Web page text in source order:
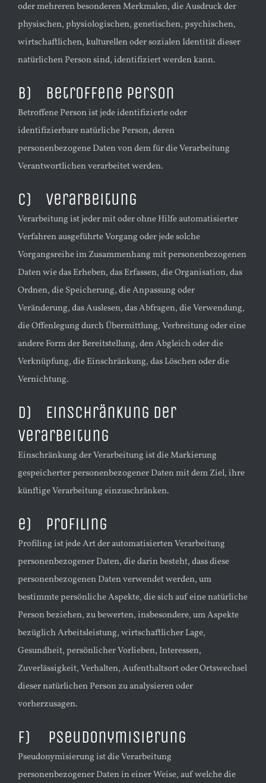
oder mehreren besonderen Merkmalen, die Ausdruck der
physischen, physiologischen, genetischen, psychischen,
wirtschaftlichen, kulturellen oder sozialen Identität dieser
natürlichen Person sind, identifiziert werden kann.
b) betroffene Person
Betroffene Person ist jede identifizierte oder
identifizierbare natürliche Person, deren
personenbezogene Daten von dem für die Verarbeitung
Verantwortlichen verarbeitet werden.
c) Verarbeitung
Verarbeitung ist jeder mit oder ohne Hilfe automatisierter
Verfahren ausgeführte Vorgang oder jede solche
Vorgangsreihe im Zusammenhang mit personenbezogenen
Daten wie das Erheben, das Erfassen, die Organisation, das
Ordnen, die Speicherung, die Anpassung oder
Veränderung, das Auslesen, das Abfragen, die Verwendung,
die Offenlegung durch Übermittlung, Verbreitung oder eine
andere Form der Bereitstellung, den Abgleich oder die
Verknüpfung, die Einschränkung, das Löschen oder die
Vernichtung.
d) Einschränkung der
Verarbeitung
Einschränkung der Verarbeitung ist die Markierung
gespeicherter personenbezogener Daten mit dem Ziel, ihre
künftige Verarbeitung einzuschränken.
e) Profiling
Profiling ist jede Art der automatisierten Verarbeitung
personenbezogener Daten, die darin besteht, dass diese
personenbezogenen Daten verwendet werden, um
bestimmte persönliche Aspekte, die sich auf eine natürliche
Person beziehen, zu bewerten, insbesondere, um Aspekte
bezüglich Arbeitsleistung, wirtschaftlicher Lage,
Gesundheit, persönlicher Vorlieben, Interessen,
Zuverlässigkeit, Verhalten, Aufenthaltsort oder Ortswechsel
dieser natürlichen Person zu analysieren oder
vorherzusagen.
f) Pseudonymisierung
Pseudonymisierung ist die Verarbeitung
personenbezogener Daten in einer Weise, auf welche die